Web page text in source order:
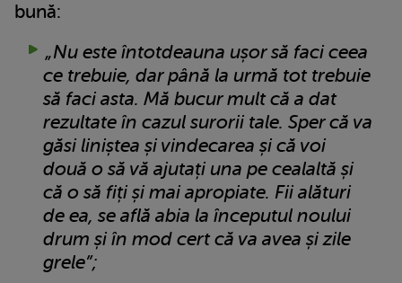
bună:
„Nu este întotdeauna ușor să faci ceea
ce trebuie, dar până la urmă tot trebuie
să faci asta. Mă bucur mult că a dat
rezultate în cazul surorii tale. Sper că va
găsi liniștea și vindecarea și că voi
două o să vă ajutați una pe cealaltă și
că o să fiți și mai apropiate. Fii alături
de ea, se află abia la începutul noului
drum și în mod cert că va avea și zile
grele”;